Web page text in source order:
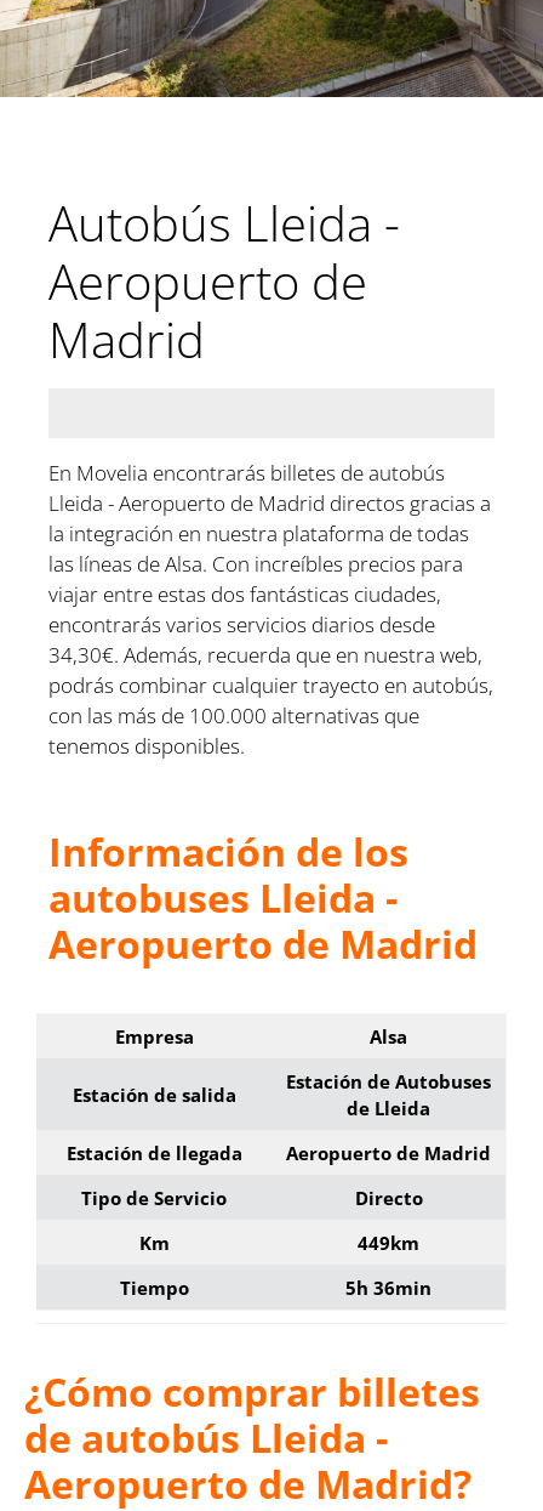
Autobús Lleida -
Aeropuerto de
Madrid
En Movelia encontrarás billetes de autobús
Lleida - Aeropuerto de Madrid directos gracias a
la integración en nuestra plataforma de todas
las líneas de Alsa. Con increíbles precios para
viajar entre estas dos fantásticas ciudades,
encontrarás varios servicios diarios desde
34,30€. Además, recuerda que en nuestra web,
podrás combinar cualquier trayecto en autobús,
con las más de 100.000 alternativas que
tenemos disponibles.
Información de los
autobuses Lleida -
Aeropuerto de Madrid
Empresa Alsa
Estación de salida
Estación de Autobuses
de Lleida
Estación de llegada
Aeropuerto de Madrid
Tipo de Servicio
Directo
Km
449km
Tiempo
5h 36min
¿Cómo comprar billetes
de autobús Lleida -
Aeropuerto de Madrid?